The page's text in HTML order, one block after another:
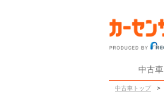
中古車
中古車トップ >